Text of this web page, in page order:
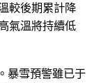
較後期累計降
氣溫將持續低
暴雪預警雖已于